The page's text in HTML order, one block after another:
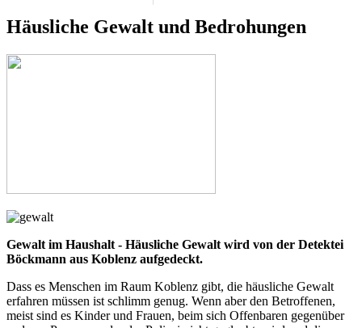
Häusliche Gewalt und Bedrohungen
Gewalt im Haushalt - Häusliche Gewalt wird von der Detektei
Böckmann aus Koblenz aufgedeckt.
Dass es Menschen im Raum Koblenz gibt, die häusliche Gewalt
erfahren müssen ist schlimm genug. Wenn aber den Betroffenen,
meist sind es Kinder und Frauen, beim sich Offenbaren gegenüber